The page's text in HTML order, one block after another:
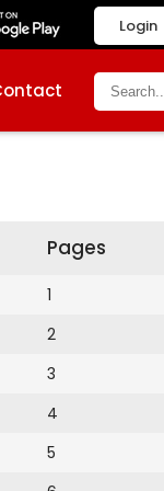
Login
Pages
1
2
3
4
5